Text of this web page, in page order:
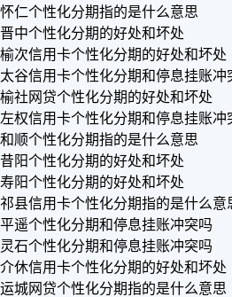
怀仁个性化分期指的是什么意思
晋中个性化分期的好处和坏处
榆次信用卡个性化分期的好处和坏处
太谷信用卡个性化分期和停息挂账冲
榆社网贷个性化分期的好处和坏处
左权信用卡个性化分期和停息挂账冲
和顺个性化分期指的是什么意思
昔阳个性化分期的好处和坏处
寿阳个性化分期的好处和坏处
祁县信用卡个性化分期指的是什么意
平遥个性化分期和停息挂账冲突吗
灵石个性化分期和停息挂账冲突吗
介休信用卡个性化分期的好处和坏处
运城网贷个性化分期指的是什么意思